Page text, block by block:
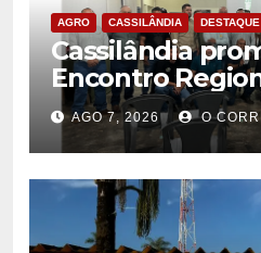
AGRO CASSILÂNDIA DESTAQUE
Cassilândia
Encontro
Citricultores e
citricultura
AGO 7, 2026 O